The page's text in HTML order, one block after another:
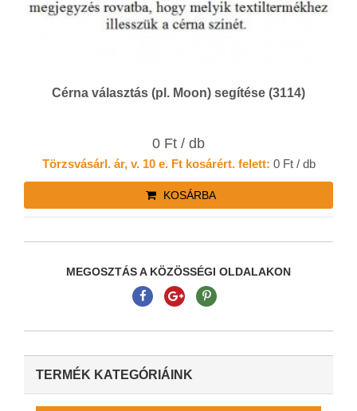
Cérna választás (pl. Moon) segítése (3114)
0 Ft / db
Törzsvásárl. ár, v. 10 e. Ft kosárért. felett: 0 Ft / db
KOSÁRBA
MEGOSZTÁS A KÖZÖSSÉGI OLDALAKON
TERMÉK KATEGÓRIÁINK